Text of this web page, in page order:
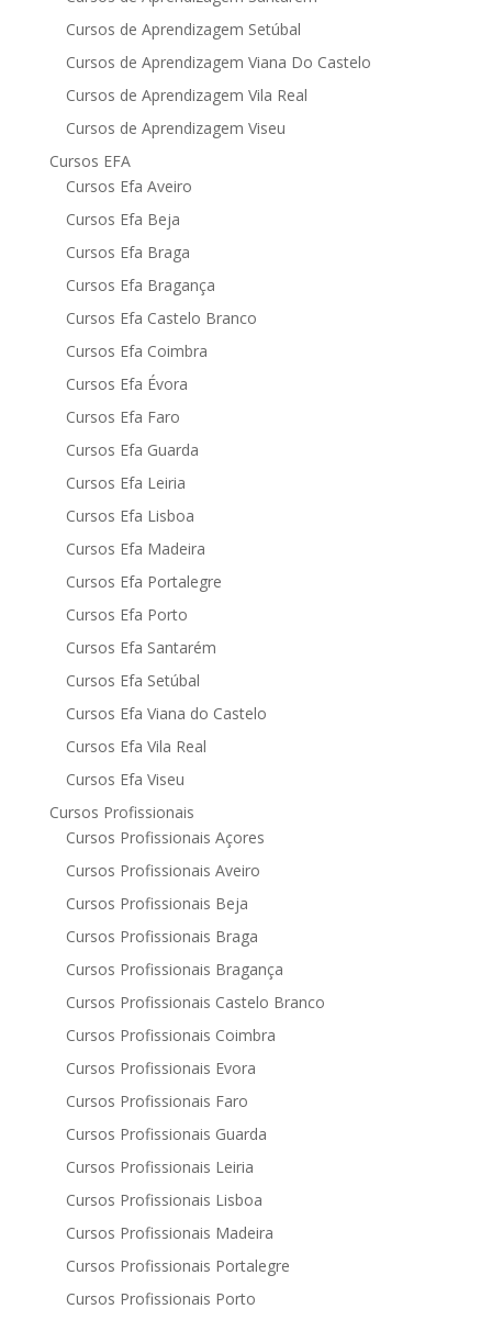
Cursos de Aprendizagem Setúbal
Cursos de Aprendizagem Viana Do Castelo
Cursos de Aprendizagem Vila Real
Cursos de Aprendizagem Viseu
Cursos EFA
Cursos Efa Aveiro
Cursos Efa Beja
Cursos Efa Braga
Cursos Efa Bragança
Cursos Efa Castelo Branco
Cursos Efa Coimbra
Cursos Efa Évora
Cursos Efa Faro
Cursos Efa Guarda
Cursos Efa Leiria
Cursos Efa Lisboa
Cursos Efa Madeira
Cursos Efa Portalegre
Cursos Efa Porto
Cursos Efa Santarém
Cursos Efa Setúbal
Cursos Efa Viana do Castelo
Cursos Efa Vila Real
Cursos Efa Viseu
Cursos Profissionais
Cursos Profissionais Açores
Cursos Profissionais Aveiro
Cursos Profissionais Beja
Cursos Profissionais Braga
Cursos Profissionais Bragança
Cursos Profissionais Castelo Branco
Cursos Profissionais Coimbra
Cursos Profissionais Evora
Cursos Profissionais Faro
Cursos Profissionais Guarda
Cursos Profissionais Leiria
Cursos Profissionais Lisboa
Cursos Profissionais Madeira
Cursos Profissionais Portalegre
Cursos Profissionais Porto